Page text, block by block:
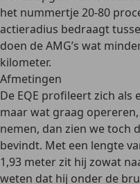
het nummertje 20-80
actieradius bedraagt
doen de AMG’s wat
kilometer.
Afmetingen
De EQE profileert zich als
maar wat graag
nemen, dan zien we toch
bevindt. Met een lengte
1,93 meter zit hij zowat
weten dat hij onder de